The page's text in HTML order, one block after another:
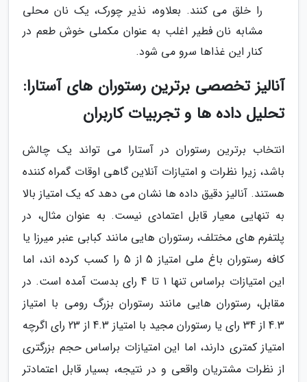
را خلق می کنند. بعلاوه، نذیر چورک، یک نان محلی
مشابه نان فطیر اغلب به عنوان مکملی خوش طعم در
کنار این غذاها سرو می شود.
آنالیز تخصصی برترین رستوران های آستارا:
تحلیل داده ها و تجربیات کاربران
انتخاب برترین رستوران در آستارا می تواند یک چالش
باشد، زیرا نظرات و امتیازات آنلاین گاهی اوقات گمراه کننده
هستند. آنالیز دقیق داده ها نشان می دهد که یک امتیاز بالا
به تنهایی معیار قابل اعتمادی نیست. به عنوان مثال، در
پلتفرم های مختلف، رستوران هایی مانند کبابی عنبر میرزا یا
کافه رستوران باغ ملی امتیاز 5 از 5 را کسب کرده اند، اما
این امتیازات براساس تنها 1 تا 4 رای بدست آمده است. در
مقابل، رستوران هایی مانند رستوران بزرگ رومی با امتیاز
4.3 از 34 رای یا رستوران مجید با امتیاز 4.3 از 23 رای اگرچه
امتیاز کمتری دارند، اما این امتیازات براساس حجم بزرگتری
از نظرات مشتریان واقعی و در نتیجه، بسیار قابل اعتمادتر